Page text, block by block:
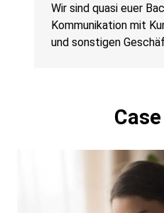
Wir sind quasi euer
Kommunikation mit
und sonstigen